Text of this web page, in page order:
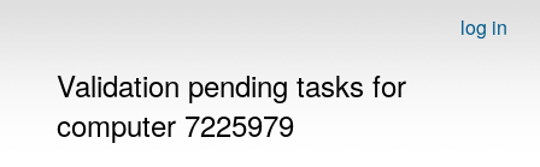
log in
Validation pending tasks for
computer 7225979